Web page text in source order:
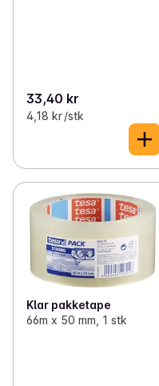
33,40 kr
4,18 kr /stk
Klar pakketape
66m x 50 mm, 1 stk